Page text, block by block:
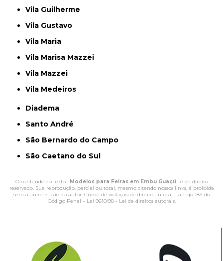
Vila Guilherme
Vila Gustavo
Vila Maria
Vila Marisa Mazzei
Vila Mazzei
Vila Medeiros
Diadema
Santo André
São Bernardo do Campo
São Caetano do Sul
O conteúdo do texto " Modelos para Feiras em Embu Guaçú" é de direito
reservado. Sua reprodução, parcial ou total, mesmo citando nossos links, é proibida
sem a autorização do autor. Crime de violação de direito autoral – artigo 184 do
Código Penal – Lei 9610/98 - Lei de direitos autorais.